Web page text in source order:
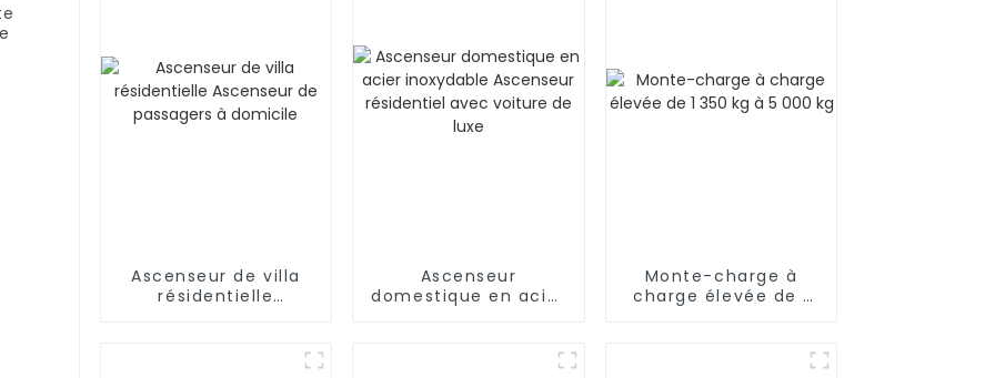
Ascenseur de villa
résidentielle
Ascenseur
domestique en acier
Monte-charge à
charge élevée de 1